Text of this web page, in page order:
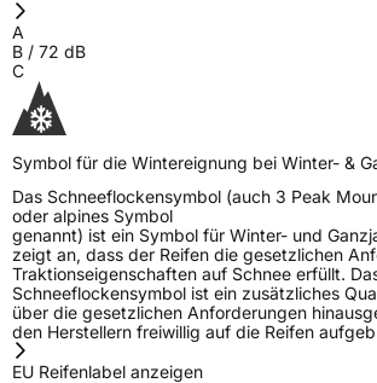
A
B / 72 dB
C
Symbol für die Wintereignung bei Winter- &
Das Schneeflockensymbol (auch 3 Peak
oder alpines Symbol
genannt) ist ein Symbol für Winter- und
zeigt an, dass der Reifen die gesetzlichen
Traktionseigenschaften auf Schnee erfüllt.
Schneeflockensymbol ist ein zusätzliches
über die gesetzlichen Anforderungen
den Herstellern freiwillig auf die Reifen
EU Reifenlabel anzeigen